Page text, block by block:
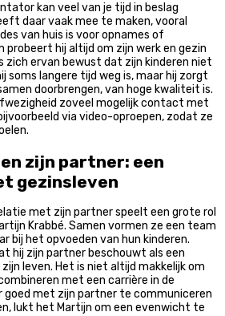
kan veel van je tijd in beslag
daar vaak mee te maken, vooral
van huis is voor opnames of
probeert hij altijd om zijn werk en gezin
zich ervan bewust dat zijn kinderen niet
soms langere tijd weg is, maar hij zorgt
doorbrengen, van hoge kwaliteit is.
zoveel mogelijk contact met
via video-oproepen, zodat ze
zijn partner: een
gezinsleven
met zijn partner speelt een grote rol
Krabbé. Samen vormen ze een team
bij het opvoeden van hun kinderen.
hij zijn partner beschouwt als een
leven. Het is niet altijd makkelijk om
met een carrière in de
goed met zijn partner te communiceren
lukt het Martijn om een evenwicht te